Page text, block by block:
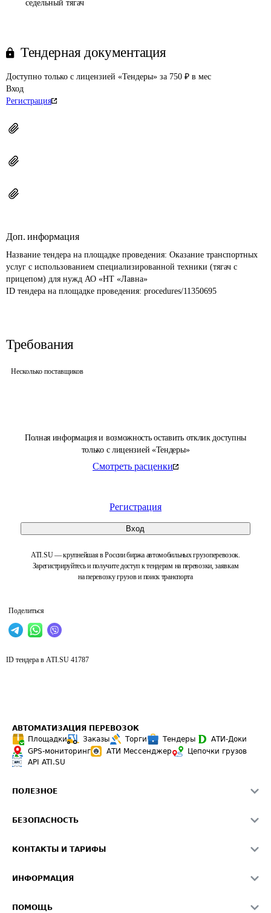
Полная информация и возможность оставить отклик доступны
только с лицензией «Тендеры»
Смотреть расценки
Регистрация
Вход
ATI.SU — крупнейшая в России биржа автомобильных грузоперевозок.
Зарегистрируйтесь и получите доступ к тендерам на перевозки, заявкам
на перевозку грузов и поиск транспорта
Поделиться
седельный тягач
Тендерная документация
Доступно только с лицензией «Тендеры» за 750 ₽ в мес
Вход
Регистрация
Доп. информация
Название тендера на площадке проведения: Оказание транспортных
услуг с использованием специализированной техники (тягач с
прицепом) для нужд АО «НТ «Лавна»
ID тендера на площадке проведения: procedures/11350695
Требования
Несколько поставщиков
ID тендера в ATI.SU 41787
АВТОМАТИЗАЦИЯ ПЕРЕВОЗОК
Площадки
Заказы Торги Тендеры
АТИ-Доки
GPS-мониторинг
АТИ Мессенджер
Цепочки грузов
API ATI.SU
ПОЛЕЗНОЕ
Звезды ATI.SU на вашем сайте
Средние ставки
БЕЗОПАСНОСТЬ
Светофор+
О формировании Паспорта
КОНТАКТЫ И ТАРИФЫ
Реклама на сайте
ИНФОРМАЦИЯ
ПОМОЩЬ